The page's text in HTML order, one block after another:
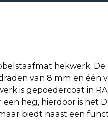
hekwerk.
van 8 mm en één
is gepoedercoat in
heg, hierdoor is het
biedt naast een